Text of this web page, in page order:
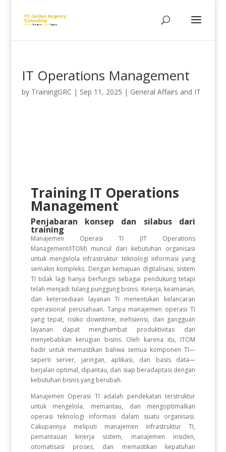
IT Operations Management
by TrainingGRC | Sep 11, 2025 | General Affairs and IT
Training IT Operations
Management
Penjabaran konsep dan silabus dari
training
Manajemen Operasi TI (IT Operations
Management/ITOM) muncul dari kebutuhan organisasi
untuk mengelola infrastruktur teknologi informasi yang
semakin kompleks. Dengan kemajuan digitalisasi, sistem
TI tidak lagi hanya berfungsi sebagai pendukung tetapi
telah menjadi tulang punggung bisnis. Kinerja, keamanan,
dan ketersediaan layanan TI menentukan kelancaran
operasional perusahaan. Tanpa manajemen operasi TI
yang tepat, risiko downtime, inefisiensi, dan gangguan
layanan dapat menghambat produktivitas dan
menyebabkan kerugian bisnis. Oleh karena itu, ITOM
hadir untuk memastikan bahwa semua komponen TI—
seperti server, jaringan, aplikasi, dan basis data—
berjalan optimal, dipantau, dan siap beradaptasi dengan
kebutuhan bisnis yang berubah.
Manajemen Operasi TI adalah pendekatan terstruktur
untuk mengelola, memantau, dan mengoptimalkan
operasi teknologi informasi dalam suatu organisasi.
Cakupannya meliputi manajemen infrastruktur TI,
pemantauan kinerja sistem, manajemen insiden,
otomatisasi proses, dan memastikan kepatuhan